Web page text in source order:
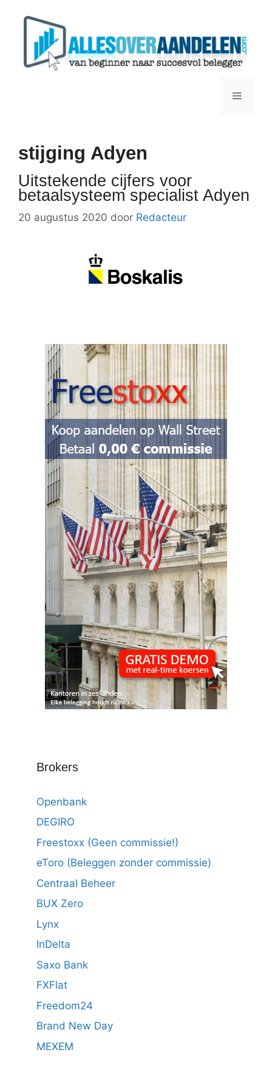
Menu
stijging Adyen
Uitstekende cijfers voor
betaalsysteem specialist Adyen
20 augustus 2020 door Redacteur
Brokers
Openbank
DEGIRO
Freestoxx (Geen commissie!)
eToro (Beleggen zonder commissie)
Centraal Beheer
BUX Zero
Lynx
InDelta
Saxo Bank
FXFlat
Freedom24
Brand New Day
MEXEM